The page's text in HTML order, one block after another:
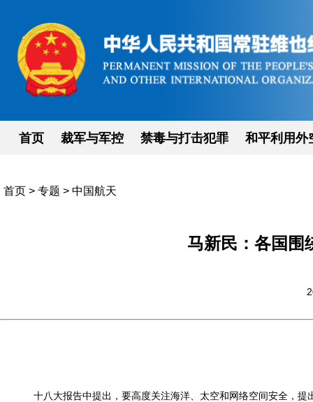
首页 裁军与军控 禁毒与打击犯罪 和平利用外
首页 > 专题 > 中国航天
马新民：各国围
十八大报告中提出，要高度关注海洋、太空和网络空间安全，提